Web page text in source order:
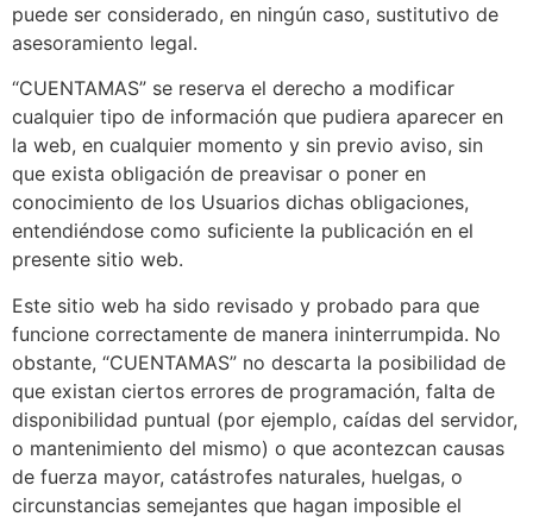
puede ser considerado, en ningún caso, sustitutivo de
asesoramiento legal.
“CUENTAMAS” se reserva el derecho a modificar
cualquier tipo de información que pudiera aparecer en
la web, en cualquier momento y sin previo aviso, sin
que exista obligación de preavisar o poner en
conocimiento de los Usuarios dichas obligaciones,
entendiéndose como suficiente la publicación en el
presente sitio web.
Este sitio web ha sido revisado y probado para que
funcione correctamente de manera ininterrumpida. No
obstante, “CUENTAMAS” no descarta la posibilidad de
que existan ciertos errores de programación, falta de
disponibilidad puntual (por ejemplo, caídas del servidor,
o mantenimiento del mismo) o que acontezcan causas
de fuerza mayor, catástrofes naturales, huelgas, o
circunstancias semejantes que hagan imposible el